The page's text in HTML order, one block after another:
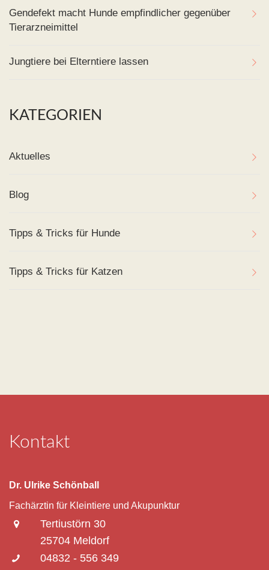
Gendefekt macht Hunde empfindlicher gegenüber
Tierarzneimittel
Jungtiere bei Elterntiere lassen
KATEGORIEN
Aktuelles
Blog
Tipps & Tricks für Hunde
Tipps & Tricks für Katzen
Kontakt
Dr. Ulrike Schönball
Fachärztin für Kleintiere und Akupunktur
Tertiustörn 30
25704 Meldorf
04832 - 556 349